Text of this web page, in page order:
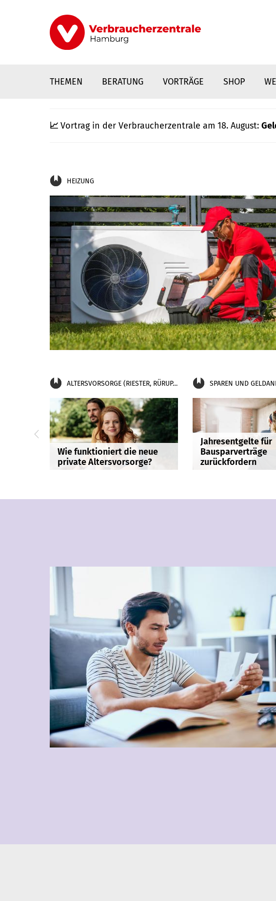
THEMEN BERATUNG VORTRÄGE SHOP
📈 Vortrag in der Verbraucherzentrale am 18. August:
HEIZUNG
ALTERSVORSORGE (RIESTER, RÜRUP, BETRIEBSRENTE)
Wie funktioniert die neue
private Altersvorsorge?
SPAREN UND
Jahresentgelte für
Bausparverträge
zurückfordern